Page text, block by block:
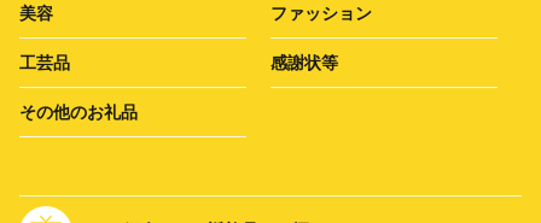
美容 ファッション
工芸品 感謝状等
その他のお礼品